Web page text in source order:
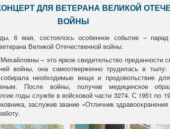
ДЛЯ ВЕТЕРАНА ВЕЛИКОЙ
ВОЙНЫ
6 мая, состоялось особенное событие –
Великой Отечественной войны.
– это яркое свидетельство преданности
войны, она самоотверженно трудилась в
необходимые вещи и продовольствие
После войны, получив медицинское
годы службе в войсковой части 3274. С 1951 по
заслужив звание «Отличник